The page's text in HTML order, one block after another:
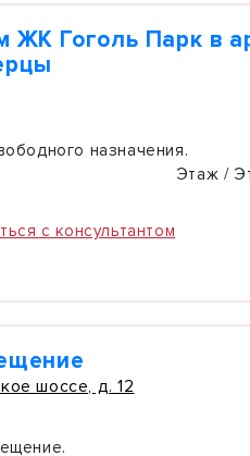
ЖК Гоголь Парк в
назначения.
Этаж /
с консультантом
шоссе, д. 12